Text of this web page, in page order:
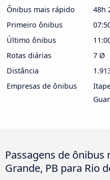
Ônibus mais rápido
48h
Primeiro ônibus
Último ônibus
Rotas diárias
7 Ø
Distância
Empresas de ônibus
Passagens de
Grande, PB para Rio